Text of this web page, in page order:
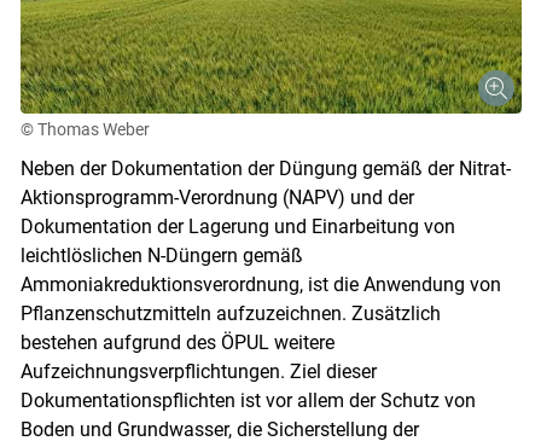
© Thomas Weber
Neben der Dokumentation der Düngung gemäß der Nitrat-
Aktionsprogramm-Verordnung (NAPV) und der
Dokumentation der Lagerung und Einarbeitung von
leichtlöslichen N-Düngern gemäß
Ammoniakreduktionsverordnung, ist die Anwendung von
Pflanzenschutzmitteln aufzuzeichnen. Zusätzlich
bestehen aufgrund des ÖPUL weitere
Aufzeichnungsverpflichtungen. Ziel dieser
Dokumentationspflichten ist vor allem der Schutz von
Boden und Grundwasser, die Sicherstellung der